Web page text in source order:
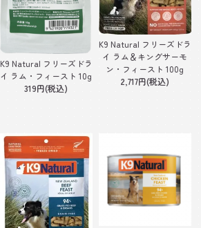
K9 Natural フリーズドラ
イ ラム・フィースト 10g
319円(税込)
K9 Natural フリーズドラ
イ ラム＆キングサーモ
ン・フィースト 100g
2,717円(税込)